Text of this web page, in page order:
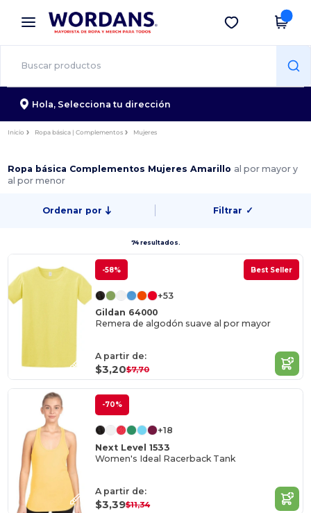
× App de Wordans
¡Mejores precios en app!
Descargar app
Hola, Selecciona tu dirección
Inicio Ropa básica | Complementos Mujeres
Ropa básica Complementos Mujeres Amarillo al por mayor y
al por menor
Ordenar por Filtrar ✓
74 resultados.
-58% Best Seller
+53
Gildan 64000
Remera de algodón suave al por mayor
A partir de:
$3,20$7,70
-70%
+18
Next Level 1533
Women's Ideal Racerback Tank
A partir de:
$3,39$11,34